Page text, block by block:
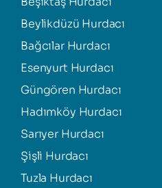
Beylikdüzü Hurdacı
Bağcılar Hurdacı
Esenyurt Hurdacı
Güngören Hurdacı
Hadımköy Hurdacı
Sarıyer Hurdacı
Şişli Hurdacı
Tuzla Hurdacı